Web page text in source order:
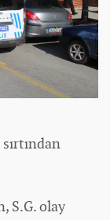
S.G. olay